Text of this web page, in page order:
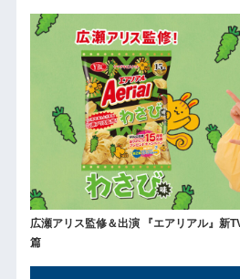
広瀬アリス監修＆出演 『エアリアル』新
篇